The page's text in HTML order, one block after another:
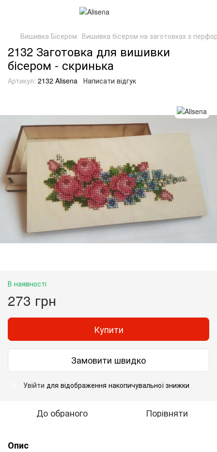
Вишивка Бісером Вишивка бісером на заготовках з
2132 Заготовка для вишивки
бісером - скринька
Артикул: 2132 Alisena Написати відгук
В наявності
273 грн
Купити
Замовити швидко
Увійти для відображення накопичувальної знижки
До обраного Порівняти
Опис